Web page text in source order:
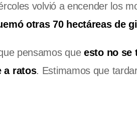
volvió a encender los
otras 70 hectáreas de
pensamos que esto no se
a ratos. Estimamos que